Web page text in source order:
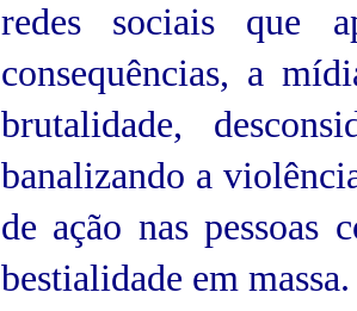
redes sociais que
consequências, a
brutalidade,
banalizando a
de ação nas pessoas
bestialidade em massa.